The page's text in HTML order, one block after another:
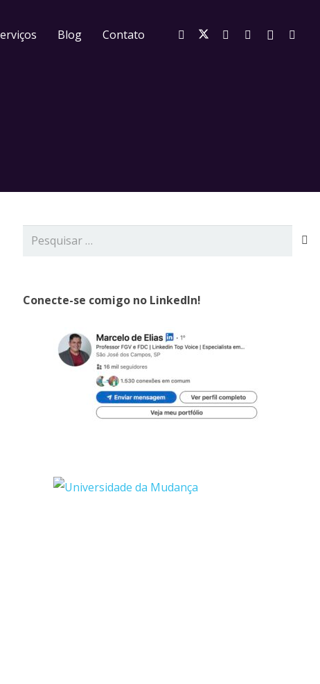
Blog Contato
Pesquisar
Conecte-se comigo no LinkedIn!